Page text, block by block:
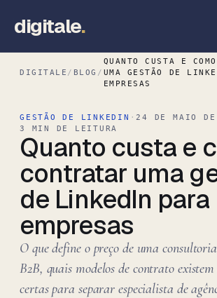
digitale.
DIGITALE / BLOG /
QUANTO CUSTA E
UMA GESTÃO DE
EMPRESAS
GESTÃO DE LINKEDIN ·24 DE MAIO
3 MIN DE LEITURA
Quanto custa e
contratar uma
de LinkedIn para
empresas
O que define o preço de uma
B2B, quais modelos de contrato
certas para separar especialista de